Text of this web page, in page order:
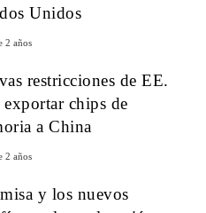
Unidos
2 años
restricciones de EE.
chips de
a China
2 años
y los nuevos